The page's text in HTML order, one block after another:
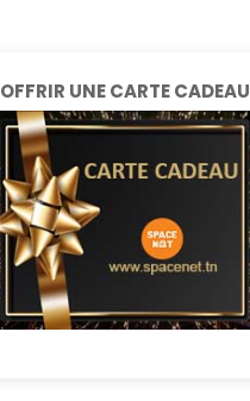
OFFRIR UNE CARTE CADEAU